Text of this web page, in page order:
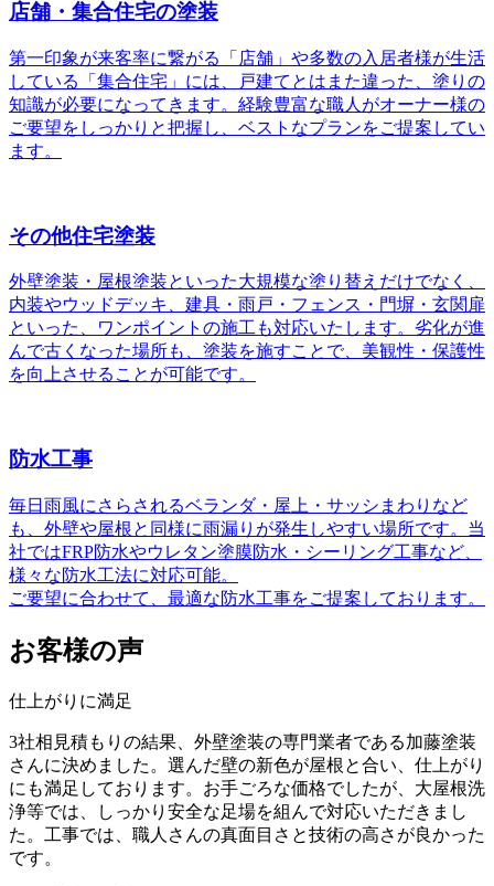
店舗・集合住宅の塗装
第一印象が来客率に繋がる「店舗」や多数の入居者様が生活
している「集合住宅」には、戸建てとはまた違った、塗りの
知識が必要になってきます。経験豊富な職人がオーナー様の
ご要望をしっかりと把握し、ベストなプランをご提案してい
ます。
その他住宅塗装
外壁塗装・屋根塗装といった大規模な塗り替えだけでなく、
内装やウッドデッキ、建具・雨戸・フェンス・門塀・玄関扉
といった、ワンポイントの施工も対応いたします。劣化が進
んで古くなった場所も、塗装を施すことで、美観性・保護性
を向上させることが可能です。
防水工事
毎日雨風にさらされるベランダ・屋上・サッシまわりなど
も、外壁や屋根と同様に雨漏りが発生しやすい場所です。当
社ではFRP防水やウレタン塗膜防水・シーリング工事など、
様々な防水工法に対応可能。
ご要望に合わせて、最適な防水工事をご提案しております。
お客様の声
仕上がりに満足
3社相見積もりの結果、外壁塗装の専門業者である加藤塗装
さんに決めました。選んだ壁の新色が屋根と合い、仕上がり
にも満足しております。お手ごろな価格でしたが、大屋根洗
浄等では、しっかり安全な足場を組んで対応いただきまし
た。工事では、職人さんの真面目さと技術の高さが良かった
です。